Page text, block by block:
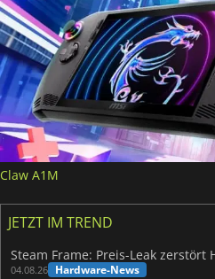
Claw A1M
JETZT IM TREND
04.08.26 Hardware-News